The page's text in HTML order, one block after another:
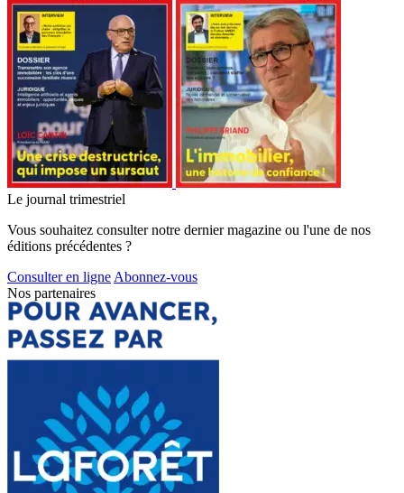
Le journal trimestriel
Vous souhaitez consulter notre dernier magazine ou l'une de nos
éditions précédentes ?
Consulter en ligne Abonnez-vous
Nos partenaires